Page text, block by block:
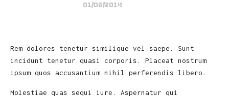
01/08/2014
Rem dolores tenetur similique vel saepe. Sunt
incidunt tenetur quasi corporis. Placeat nostrum
ipsum quos accusantium nihil perferendis libero.
Molestiae quas sequi iure. Aspernatur qui